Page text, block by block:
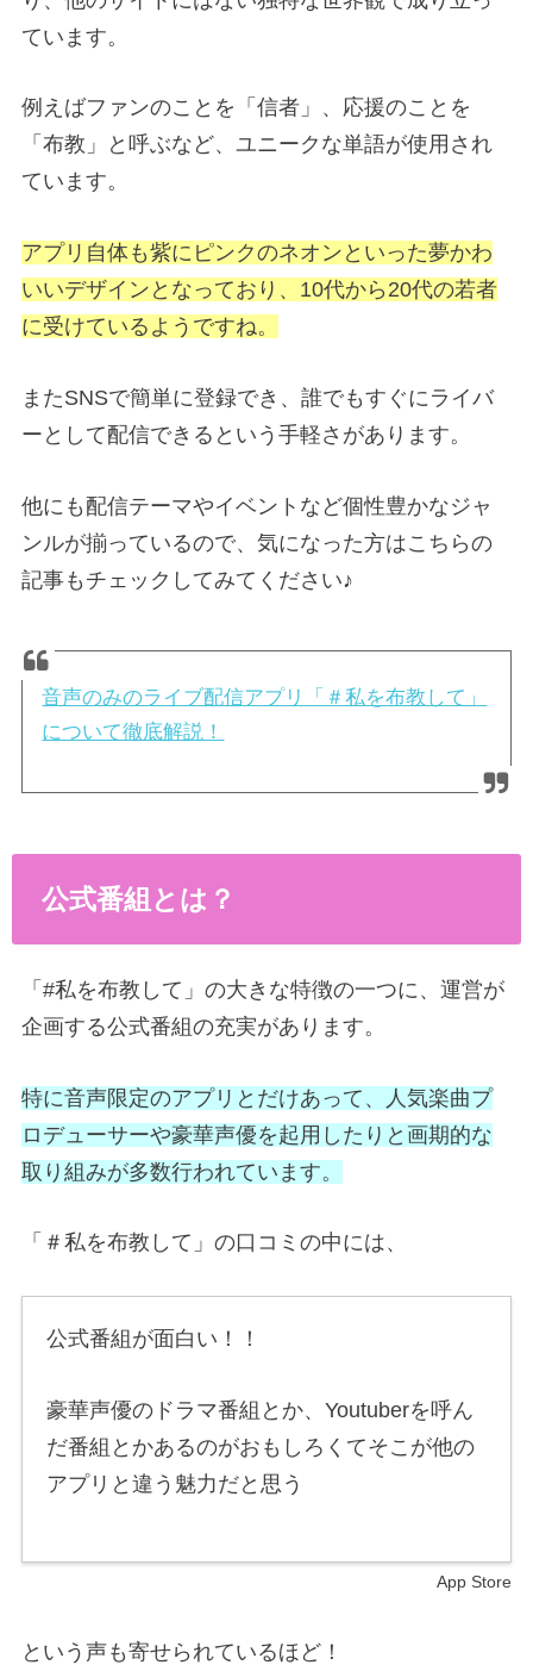
ています。
例えばファンのことを「信者」、応援のことを
「布教」と呼ぶなど、ユニークな単語が使用され
ています。
アプリ自体も紫にピンクのネオンといった夢かわ
いいデザインとなっており、10代から20代の若者
に受けているようですね。
またSNSで簡単に登録でき、誰でもすぐにライバ
ーとして配信できるという手軽さがあります。
他にも配信テーマやイベントなど個性豊かなジャ
ンルが揃っているので、気になった方はこちらの
記事もチェックしてみてください♪
音声のみのライブ配信アプリ「＃私を布教して」
について徹底解説！
公式番組とは？
「#私を布教して」の大きな特徴の一つに、運営が
企画する公式番組の充実があります。
特に音声限定のアプリとだけあって、人気楽曲プ
ロデューサーや豪華声優を起用したりと画期的な
取り組みが多数行われています。
「＃私を布教して」の口コミの中には、
公式番組が面白い！！
豪華声優のドラマ番組とか、Youtuberを呼ん
だ番組とかあるのがおもしろくてそこが他の
アプリと違う魅力だと思う
App Store
という声も寄せられているほど！